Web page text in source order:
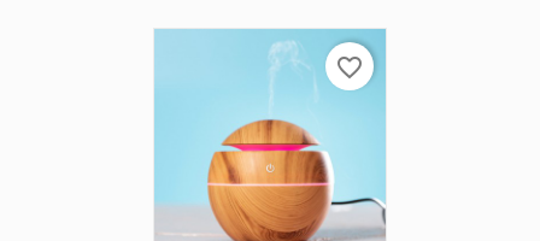
favorite_border